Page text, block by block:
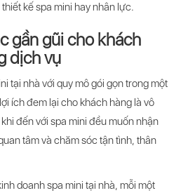
kế spa mini hay nhân lực.
gần gũi cho khách
dịch vụ
tại nhà với quy mô gói gọn trong một
ích đem lại cho khách hàng là vô
đến với spa mini đều muốn nhận
tâm và chăm sóc tận tình, thân
doanh spa mini tại nhà, mỗi một